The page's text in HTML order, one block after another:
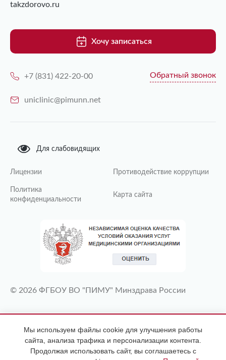
takzdorovo.ru
Хочу записаться
+7 (831) 422-20-00 Обратный звонок
uniclinic@pimunn.net
Для слабовидящих
Лицензии Противодействие коррупции
Политика
конфиденциальности
Карта сайта
© 2026 ФГБОУ ВО "ПИМУ" Минздрава России
ИМЕЮТСЯ ПРОТИВОПОКАЗАНИЯ
НЕОБХОДИМА КОНСУЛЬТАЦИЯ
СПЕЦИАЛИСТА
Мы используем файлы cookie для улучшения работы
сайта, анализа трафика и персонализации контента.
Продолжая использовать сайт, вы соглашаетесь с